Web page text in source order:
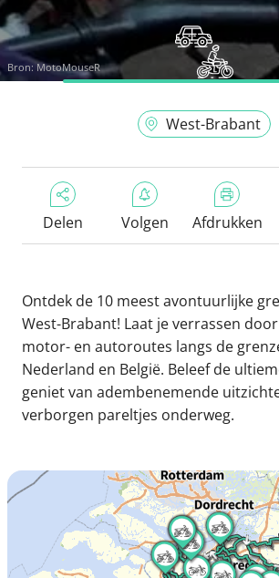
Bron:MotoMouseR
West-Brabant
Delen Volgen Afdrukken
Ontdek de 10 meest avontuurlijke
West-Brabant! Laat je verrassen
motor- en autoroutes langs de
Nederland en België. Beleef de
geniet van adembenemende
verborgen pareltjes onderweg.